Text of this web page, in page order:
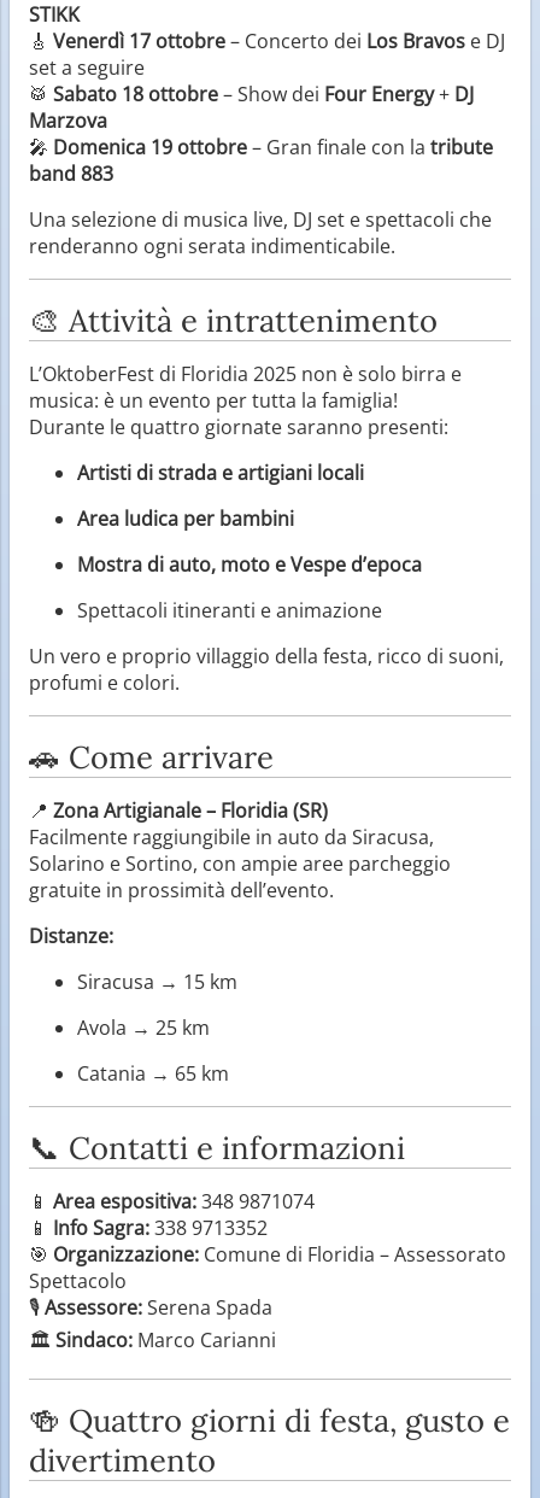
STIKK
🎸 Venerdì 17 ottobre– Concerto dei Los Bravos e DJ
set a seguire
🥁 Sabato 18 ottobre– Show dei Four Energy+ DJ
Marzova
🎤 Domenica 19 ottobre– Gran finale con la tribute
band 883
Una selezione di musica live, DJ set e spettacoli che
renderanno ogni serata indimenticabile.
🎨 Attività e intrattenimento
L’OktoberFest di Floridia 2025 non è solo birra e
musica: è un evento per tutta la famiglia!
Durante le quattro giornate saranno presenti:
Artisti di strada e artigiani locali
Area ludica per bambini
Mostra di auto, moto e Vespe d’epoca
Spettacoli itineranti e animazione
Un vero e proprio villaggio della festa, ricco di suoni,
profumi e colori.
🚗 Come arrivare
📍 Zona Artigianale – Floridia (SR)
Facilmente raggiungibile in auto da Siracusa,
Solarino e Sortino, con ampie aree parcheggio
gratuite in prossimità dell’evento.
Distanze:
Siracusa → 15 km
Avola → 25 km
Catania → 65 km
📞 Contatti e informazioni
📱 Area espositiva:348 9871074
📱 Info Sagra:338 9713352
🎯 Organizzazione: Comune di Floridia – Assessorato
Spettacolo
🎙️Assessore:Serena Spada
🏛️ Sindaco: Marco Carianni
🍻 Quattro giorni di festa, gusto e
divertimento